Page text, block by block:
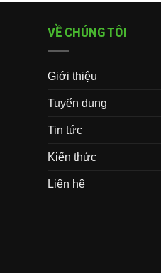
VỀ CHÚNG TÔI
Giới thiệu
Tuyển dụng
Tin tức
Kiến thức
Liên hệ